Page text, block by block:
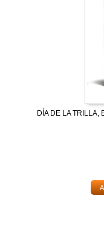
DÍA DE LA TRILLA,